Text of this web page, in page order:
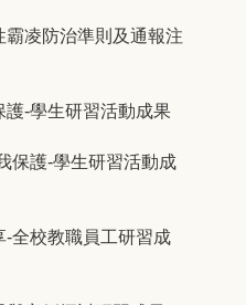
凌防治準則及通報注
-學生研習活動成果
保護-學生研習活動成
全校教職員工研習成